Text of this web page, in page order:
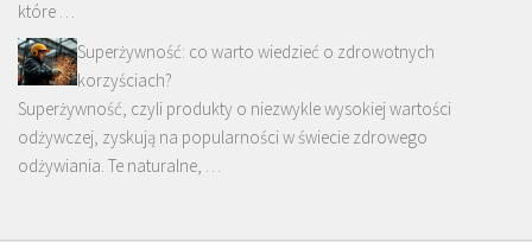
które …
Superżywność: co warto wiedzieć o zdrowotnych
korzyściach?
Superżywność, czyli produkty o niezwykle wysokiej wartości
odżywczej, zyskują na popularności w świecie zdrowego
odżywiania. Te naturalne, …